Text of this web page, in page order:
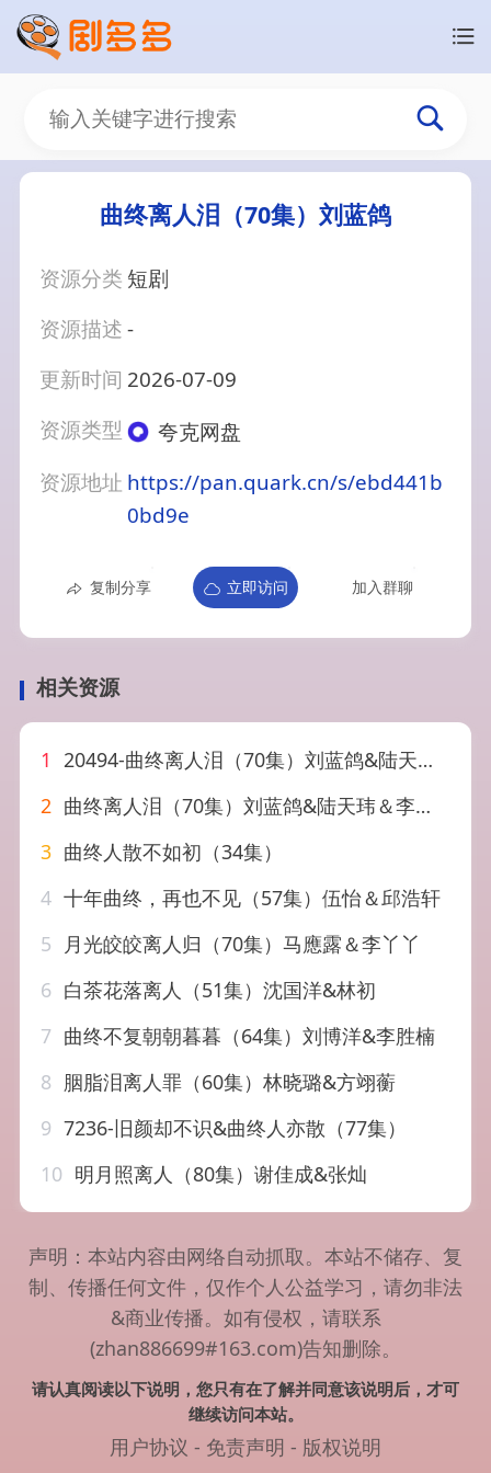
曲终离人泪（70集）刘蓝鸽
资源分类 短剧
资源描述-
更新时间 2026-07-09
资源类型
夸克网盘
资源地址 https://pan.quark.cn/s/ebd441b
0bd9e
复制分享 立即访问 加入群聊
相关资源
1 20494-曲终离人泪（70集）刘蓝鸽&陆天玮＆李冠霖
2 曲终离人泪（70集）刘蓝鸽&陆天玮＆李冠霖
3 曲终人散不如初（34集）
4 十年曲终，再也不见（57集）伍怡＆邱浩轩
5
月光皎皎离人归（70集）马應露＆李丫丫
6 白茶花落离人（51集）沈国洋&林初
7 曲终不复朝朝暮暮（64集）刘博洋&李胜楠
8 胭脂泪离人罪（60集）林晓璐&方翊蘅
9 7236-旧颜却不识&曲终人亦散（77集）
10 明月照离人（80集）谢佳成&张灿
声明：本站内容由网络自动抓取。本站不储存、复
制、传播任何文件，仅作个人公益学习，请勿非法
&商业传播。如有侵权，请联系
(zhan886699#163.com)告知删除。
请认真阅读以下说明，您只有在了解并同意该说明后，才可
继续访问本站。
用户协议 - 免责声明 - 版权说明